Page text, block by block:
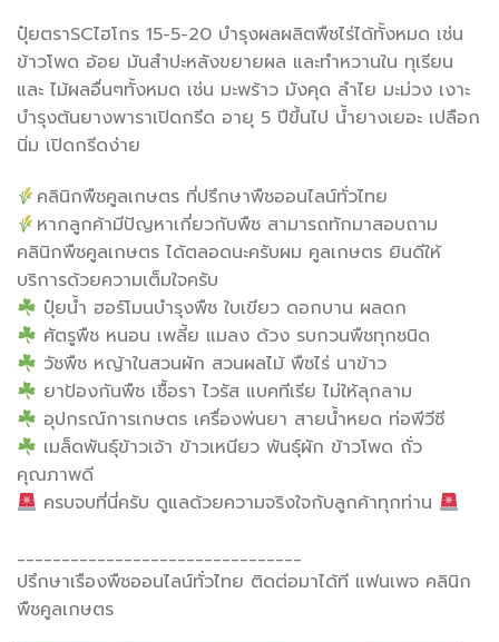
ปุ๋ยตราSCไฮโกร 15-5-20 บำรุงผลผลิตพืชไร่ได้ทั้งหมด เช่น
ข้าวโพด อ้อย มันสำปะหลังขยายผล และทำหวานใน ทุเรียน
และ ไม้ผลอื่นๆทั้งหมด เช่น มะพร้าว มังคุด ลำไย มะม่วง เงาะ
บำรุงต้นยางพาราเปิดกรีด อายุ 5 ปีขึ้นไป น้ำยางเยอะ เปลือก
นิ่ม เปิดกรีดง่าย
คลินิกพืชคูลเกษตร ที่ปรึกษาพืชออนไลน์ทั่วไทย
หากลูกค้ามีปัญหาเกี่ยวกับพืช สามารถทักมาสอบถาม
คลินิกพืชคูลเกษตร ได้ตลอดนะครับผม คูลเกษตร ยินดีให้
บริการด้วยความเต็มใจครับ
ปุ๋ยน้ำ ฮอร์โมนบำรุงพืช ใบเขียว ดอกบาน ผลดก
ศัตรูพืช หนอน เพลี้ย แมลง ด้วง รบกวนพืชทุกชนิด
วัชพืช หญ้าในสวนผัก สวนผลไม้ พืชไร่ นาข้าว
ยาป้องกันพืช เชื้อรา ไวรัส แบคทีเรีย ไม่ให้ลุกลาม
อุปกรณ์การเกษตร เครื่องพ่นยา สายน้ำหยด ท่อพีวีซี
เมล็ดพันธุ์ข้าวเจ้า ข้าวเหนียว พันธุ์ผัก ข้าวโพด ถั่ว
คุณภาพดี
ครบจบที่นี่ครับ ดูแลด้วยความจริงใจกับลูกค้าทุกท่าน
________________________________
ปรึกษาเรืองพืชออนไลน์ทั่วไทย ติดต่อมาได้ที แฟนเพจ คลินิก
พืชคูลเกษตร